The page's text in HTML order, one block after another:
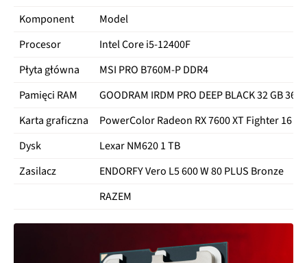
Komponent
Model
Procesor
Intel Core i5‑12400F
Płyta główna
MSI PRO B760M-P DDR4
Pamięci RAM
GOODRAM IRDM PRO DEEP BLACK 32 GB
Karta graficzna
PowerColor Radeon RX 7600 XT Fighter 16 GB
Dysk
Lexar NM620 1 TB
Zasilacz
ENDORFY Vero L5 600 W 80 PLUS Bronze
RAZEM